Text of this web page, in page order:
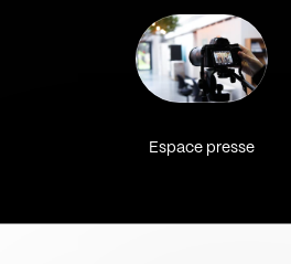
Espace presse